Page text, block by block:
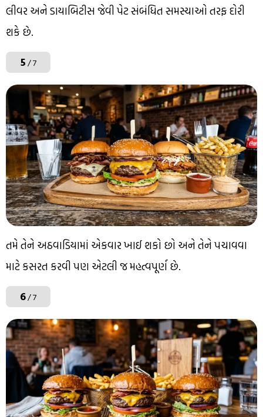
લીવર અને ડાયાબિટીસ જેવી પેટ સંબંધિત સમસ્યાઓ તરફ દોરી
શકે છે.
5/ 7
તમે તેને અઠવાડિયામાં એકવાર ખાઈ શકો છો અને તેને પચાવવા
માટે કસરત કરવી પણ એટલી જ મહત્વપૂર્ણ છે.
6/ 7